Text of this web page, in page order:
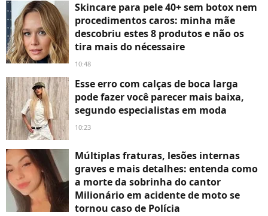
Skincare para pele 40+ sem botox nem
procedimentos caros: minha mãe
descobriu estes 8 produtos e não os
tira mais do nécessaire
10:48
Esse erro com calças de boca larga
pode fazer você parecer mais baixa,
segundo especialistas em moda
10:23
Múltiplas fraturas, lesões internas
graves e mais detalhes: entenda como
a morte da sobrinha do cantor
Milionário em acidente de moto se
tornou caso de Polícia